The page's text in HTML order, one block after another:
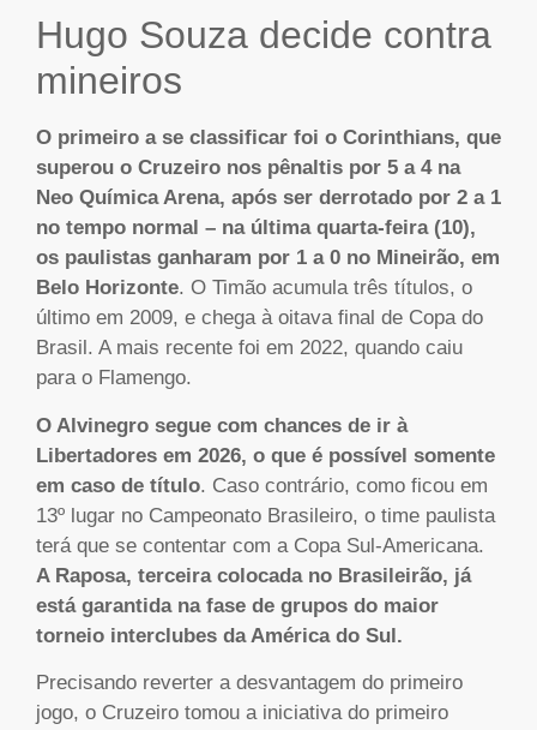
Hugo Souza decide contra
mineiros
O primeiro a se classificar foi o Corinthians, que
superou o Cruzeiro nos pênaltis por 5 a 4 na
Neo Química Arena, após ser derrotado por 2 a 1
no tempo normal – na última quarta-feira (10),
os paulistas ganharam por 1 a 0 no Mineirão, em
Belo Horizonte. O Timão acumula três títulos, o
último em 2009, e chega à oitava final de Copa do
Brasil. A mais recente foi em 2022, quando caiu
para o Flamengo.
O Alvinegro segue com chances de ir à
Libertadores em 2026, o que é possível somente
em caso de título. Caso contrário, como ficou em
13º lugar no Campeonato Brasileiro, o time paulista
terá que se contentar com a Copa Sul-Americana.
A Raposa, terceira colocada no Brasileirão, já
está garantida na fase de grupos do maior
torneio interclubes da América do Sul.
Precisando reverter a desvantagem do primeiro
jogo, o Cruzeiro tomou a iniciativa do primeiro